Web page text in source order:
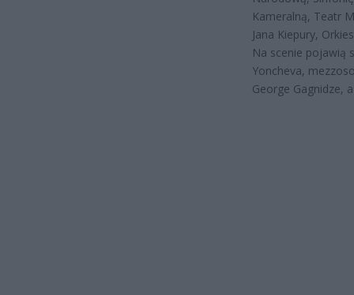
Kameralną, Teatr
Jana Kiepury,
Na scenie pojawią
Yoncheva,
George Gagnidze,